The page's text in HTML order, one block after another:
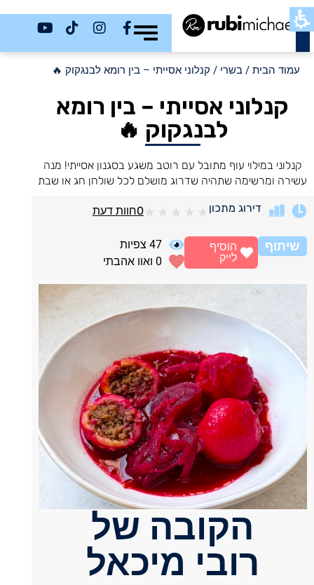
כשר
עמוד הבית / בשרי / קנלוני אסייתי – בין רומא לבנגקוק 🔥
קנלוני אסייתי – בין רומא
לבנגקוק 🔥
קנלוני במילוי עוף מתובל עם רוטב משגע בסגנון אסייתי! מנה
עשירה ומרשימה שתהיה שדרוג מושלם לכל שולחן חג או שבת
דירוג מתכון ★
★
★
★
★
0חוות דעת
שיתוף 47 צפיות
0 ואוו אהבתי
הוסיף
לייק
הקובה של
רובי מיכאל